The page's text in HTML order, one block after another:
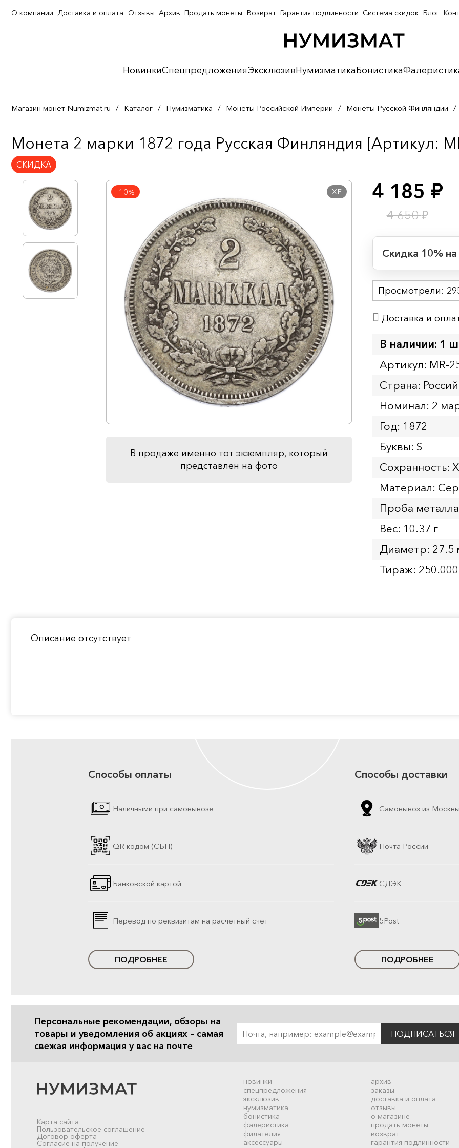
НовинкиСпецпредложенияЭксклюзивНумизматикаБонистика
О компании Доставка и оплата Отзывы Архив Продать монеты Возврат Гарантия подлинности Система скидок Блог
Магазин монет Numizmat.ru / Каталог / Нумизматика / Монеты Российской Империи / Монеты Русской Финляндии /
Монета 2 марки 1872 года Русская Финляндия [Артикул:
СКИДКА
-10% XF
В продаже именно тот экземпляр, который
представлен на фото
4 185 руб.
4 650₽
Скидка 10%
Начало:
Окончание:
Просмотрели:
Доставка и
В наличии: 1
Артикул: MR-
Страна:
Номинал: 2
Год: 1872
Буквы: S
Сохранность:
Материал:
Проба
Вес: 10.37 г
Диаметр: 27.5
Тираж:
Описание отсутствует
Способы оплаты
Наличными при самовывозе
QR кодом (СБП)
Банковской картой
Перевод по реквизитам на расчетный счет
ПОДРОБНЕЕ
Способы доставки
Самовывоз из
Почта России
СДЭК
5Post
ПОДРОБНЕЕ
Персональные рекомендации, обзоры на
товары и уведомления об акциях – самая
свежая информация у вас на почте
ПОДПИСАТЬСЯ
новинки
спецпредложения
эксклюзив
нумизматика
бонистика
фалеристика
филателия
аксессуары
архив
заказы
доставка и оплата
отзывы
о магазине
продать монеты
возврат
гарантия подлинности
Карта сайта
Пользовательское соглашение
Договор-оферта
Согласие на получение